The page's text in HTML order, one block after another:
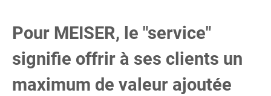
Pour MEISER, le "service"
signifie offrir à ses clients un
maximum de valeur ajoutée